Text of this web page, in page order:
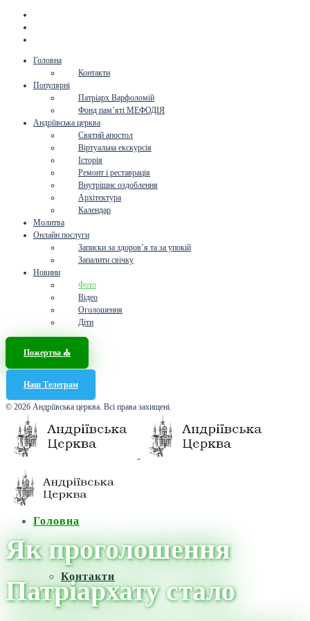
Головна
Контакти
Популярні
Патріарх Варфоломій
Фонд пам’яті МЕФОДІЯ
Андріївська церква
Святий апостол
Віртуальна екскурсія
Історія
Ремонт і реставрація
Внутрішнє оздоблення
Архітектура
Календар
Молитва
Онлайн послуги
Записки за здоров’я та за упокій
Запалити свічку
Новини
Фото
Відео
Оголошення
Діти
Пожертва ⛪️
Наш Телеграм
© 2026 Андріївська церква. Всі права захищені.
Головна
Контакти
Як проголошення
Патріархату стало